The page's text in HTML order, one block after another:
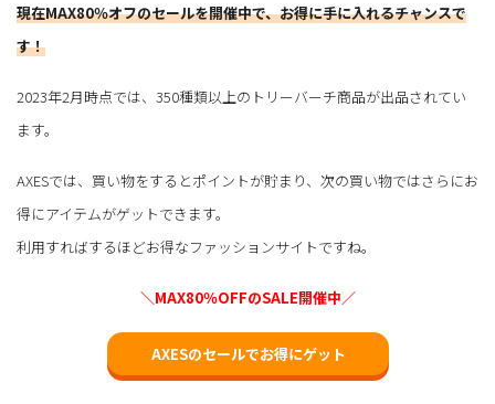
現在MAX80％オフのセールを開催中で、お得に手に入れるチャンスで
す！
2023年2月時点では、350種類以上のトリーバーチ商品が出品されてい
ます。
AXESでは、買い物をするとポイントが貯まり、次の買い物ではさらにお
得にアイテムがゲットできます。
利用すればするほどお得なファッションサイトですね。
＼MAX80％OFFのSALE開催中／
AXESのセールでお得にゲット